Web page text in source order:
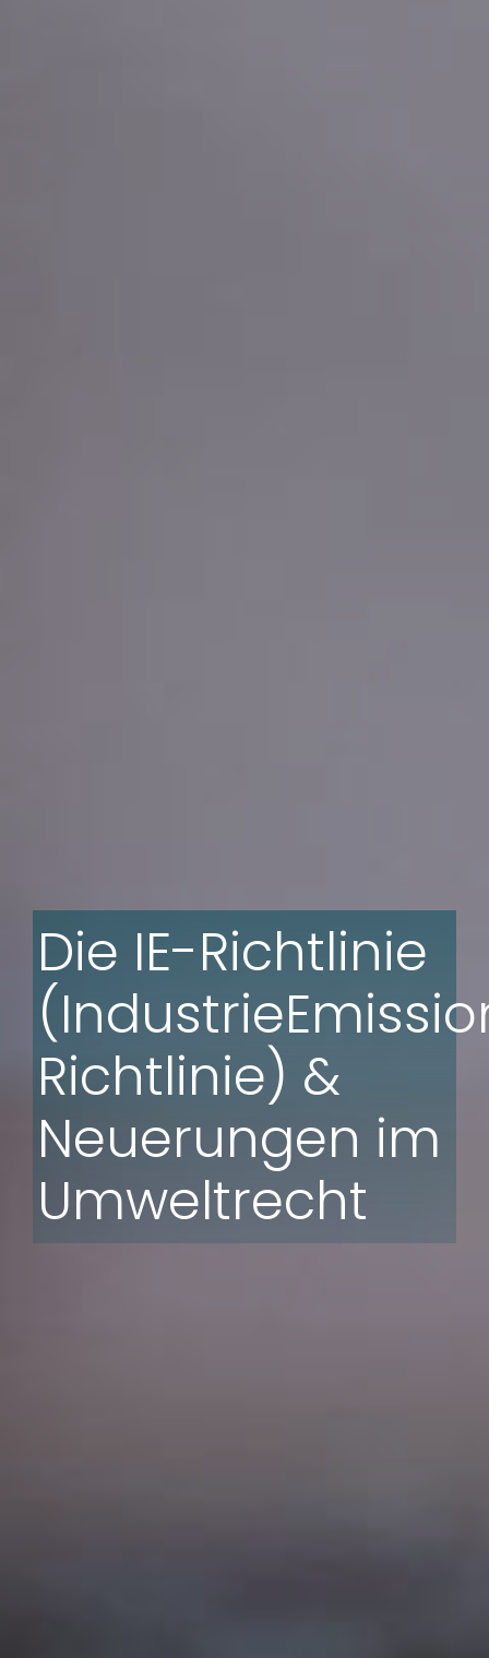
Die IE-Richtlinie
Richtlinie) &
Neuerungen im
Umweltrecht